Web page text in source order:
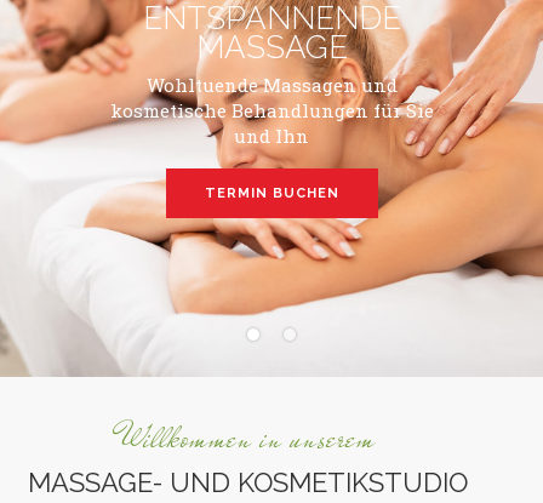
ENTSPANNENDE
MASSAGE
Wohltuende Massagen und
kosmetische Behandlungen für Sie
und Ihn
TERMIN BUCHEN
Willkommen in unserem
MASSAGE- UND KOSMETIKSTUDIO